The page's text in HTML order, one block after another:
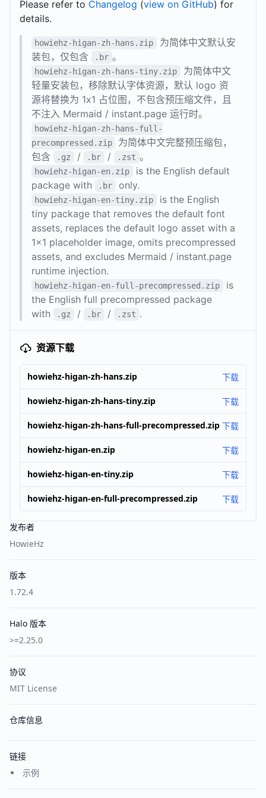
发布者
HowieHz
版本
1.72.4
Halo 版本
>=2.25.0
协议
MIT License
仓库信息
链接
示例
Please refer to Changelog (view on GitHub) for
details.
howiehz-higan-zh-hans.zip
为简体中文默认安
装包，仅包含
.br 。
howiehz-higan-zh-hans-tiny.zip
为简体中文
轻量安装包，移除默认字体资源，默认 logo 资
源将替换为 1x1 占位图，不包含预压缩文件，且
不注入 Mermaid / instant.page 运行时。
howiehz-higan-zh-hans-full-
precompressed.zip
为简体中文完整预压缩包，
包含
.gz / .br / .zst 。
howiehz-higan-en.zip
is the English default
package with
.br only.
howiehz-higan-en-tiny.zip
is the English
tiny package that removes the default font
assets, replaces the default logo asset with a
1x1 placeholder image, omits precompressed
assets, and excludes Mermaid / instant.page
runtime injection.
howiehz-higan-en-full-precompressed.zip
is
the English full precompressed package
with
.gz / .br / .zst .
资源下载
howiehz-higan-zh-hans.zip 下载
howiehz-higan-zh-hans-tiny.zip 下载
howiehz-higan-zh-hans-full-precompressed.zip 下载
howiehz-higan-en.zip 下载
howiehz-higan-en-tiny.zip 下载
howiehz-higan-en-full-precompressed.zip 下载